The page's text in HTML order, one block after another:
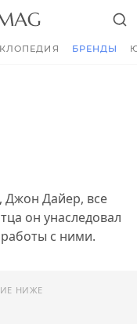
БРЕНДЫ
Джон Дайер, все
он унаследовал
с ними.
НИЖЕ